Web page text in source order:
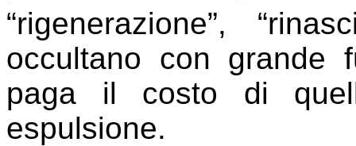
“rigenerazione”,
occultano con grande
paga il costo di
espulsione.